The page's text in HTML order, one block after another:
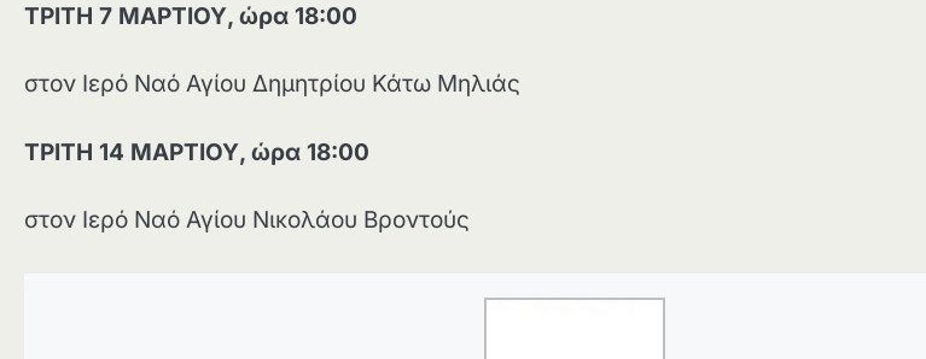
ΤΡΙΤΗ 7 ΜΑΡΤΙΟΥ, ώρα 18:00
στον Ιερό Ναό Αγίου Δημητρίου Κάτω Μηλιάς
ΤΡΙΤΗ 14 ΜΑΡΤΙΟΥ, ώρα 18:00
στον Ιερό Ναό Αγίου Νικολάου Βροντούς